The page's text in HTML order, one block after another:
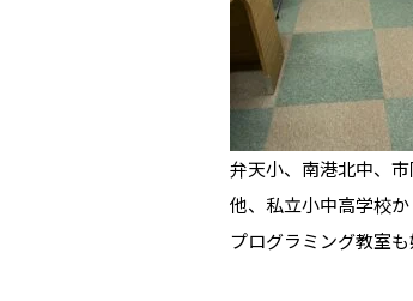
弁天小、南港北中、
他、私立小中高学校
プログラミング教室も